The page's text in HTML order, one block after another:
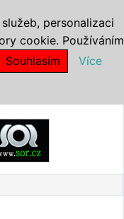
personalizaci
cookie. Používáním
Souhlasím
Více